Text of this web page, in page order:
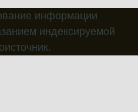
информации
индексируемой